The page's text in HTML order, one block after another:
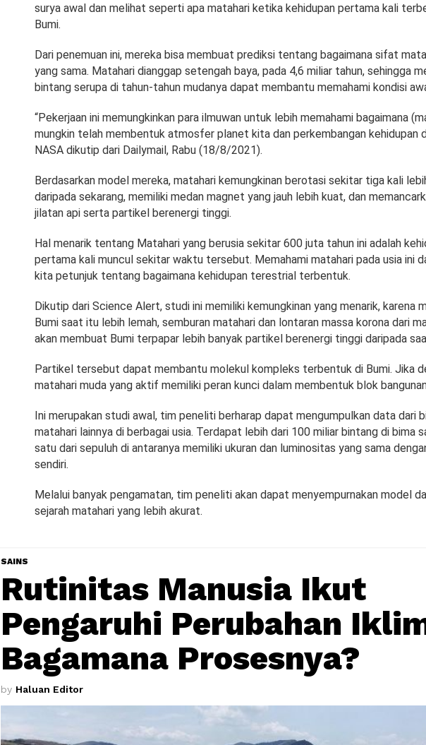
surya awal dan melihat seperti apa matahari ketika kehidupan pertama kali
Bumi.
Dari penemuan ini, mereka bisa membuat prediksi tentang bagaimana sifat
yang sama. Matahari dianggap setengah baya, pada 4,6 miliar tahun, sehingga
bintang serupa di tahun-tahun mudanya dapat membantu memahami kondisi
“Pekerjaan ini memungkinkan para ilmuwan untuk lebih memahami bagaimana
mungkin telah membentuk atmosfer planet kita dan perkembangan kehidupan
NASA dikutip dari Dailymail, Rabu (18/8/2021).
Berdasarkan model mereka, matahari kemungkinan berotasi sekitar tiga kali
daripada sekarang, memiliki medan magnet yang jauh lebih kuat, dan
jilatan api serta partikel berenergi tinggi.
Hal menarik tentang Matahari yang berusia sekitar 600 juta tahun ini adalah
pertama kali muncul sekitar waktu tersebut. Memahami matahari pada usia ini
kita petunjuk tentang bagaimana kehidupan terestrial terbentuk.
Dikutip dari Science Alert, studi ini memiliki kemungkinan yang menarik, karena
Bumi saat itu lebih lemah, semburan matahari dan lontaran massa korona dari
akan membuat Bumi terpapar lebih banyak partikel berenergi tinggi daripada
Partikel tersebut dapat membantu molekul kompleks terbentuk di Bumi. Jika
matahari muda yang aktif memiliki peran kunci dalam membentuk blok
Ini merupakan studi awal, tim peneliti berharap dapat mengumpulkan data dari
matahari lainnya di berbagai usia. Terdapat lebih dari 100 miliar bintang di bima
satu dari sepuluh di antaranya memiliki ukuran dan luminositas yang sama
sendiri.
Melalui banyak pengamatan, tim peneliti akan dapat menyempurnakan model
sejarah matahari yang lebih akurat.
SAINS
Rutinitas Manusia Ikut
Pengaruhi Perubahan
Bagamana Prosesnya?
by Haluan Editor